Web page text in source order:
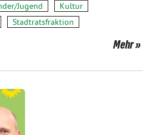
Jugend
Kultur
Stadtratsfraktion
Mehr